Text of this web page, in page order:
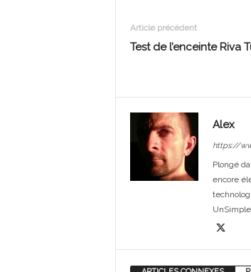
Article précédent
Test de l’enceinte Riva
Alex
https://
Plongé
encore